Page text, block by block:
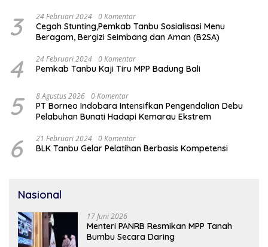
3 24 Februari 2024 0 Komentar
Cegah Stunting,Pemkab Tanbu Sosialisasi Menu
Beragam, Bergizi Seimbang dan Aman (B2SA)
4 24 Februari 2024 0 Komentar
Pemkab Tanbu Kaji Tiru MPP Badung Bali
5 8 Agustus 2026 0 Komentar
PT Borneo Indobara Intensifkan Pengendalian Debu
Pelabuhan Bunati Hadapi Kemarau Ekstrem
6 21 Februari 2024 0 Komentar
BLK Tanbu Gelar Pelatihan Berbasis Kompetensi
Nasional
17 Juni 2026
Menteri PANRB Resmikan MPP Tanah
Bumbu Secara Daring